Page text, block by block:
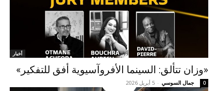
أخبار
«وزان تتألق: السينما الأفروآسيوية أفق للتفكير»
جمال السوسي - 5 أبريل 2026 0